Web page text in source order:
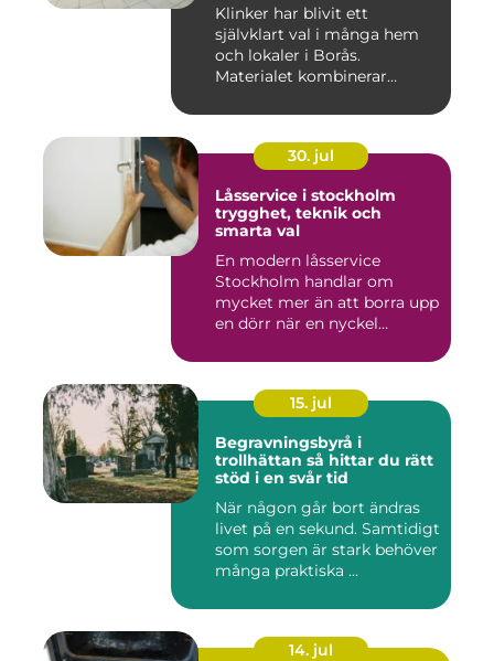
Klinker har blivit ett
självklart val i många hem
och lokaler i Borås.
Materialet kombinerar
30. jul
Låsservice i stockholm
trygghet, teknik och
smarta val
En modern låsservice
Stockholm handlar om
mycket mer än att borra upp
en dörr när en nyckel
15. jul
Begravningsbyrå i
trollhättan så hittar du rätt
stöd i en svår tid
När någon går bort ändras
livet på en sekund. Samtidigt
som sorgen är stark behöver
många praktiska ...
14. jul